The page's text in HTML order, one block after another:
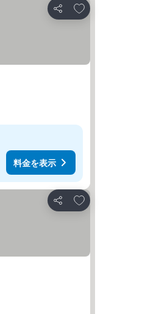
シェア
お気に入りに追加
料金を表示
シェア
お気に入りに追加